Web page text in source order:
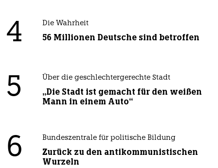
4 Die Wahrheit
56 Millionen Deutsche sind betroffen
5 Über die geschlechtergerechte Stadt
„Die Stadt ist gemacht für den weißen
Mann in einem Auto“
6 Bundeszentrale für politische Bildung
Zurück zu den antikommunistischen
Wurzeln